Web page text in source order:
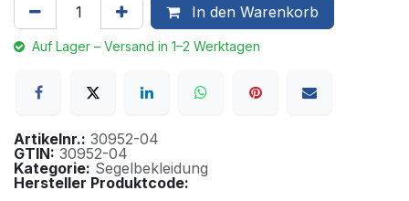
In den Warenkorb
Auf Lager – Versand in 1–2 Werktagen
Artikelnr.: 30952-04
GTIN: 30952-04
Kategorie: Segelbekleidung
Hersteller Produktcode: